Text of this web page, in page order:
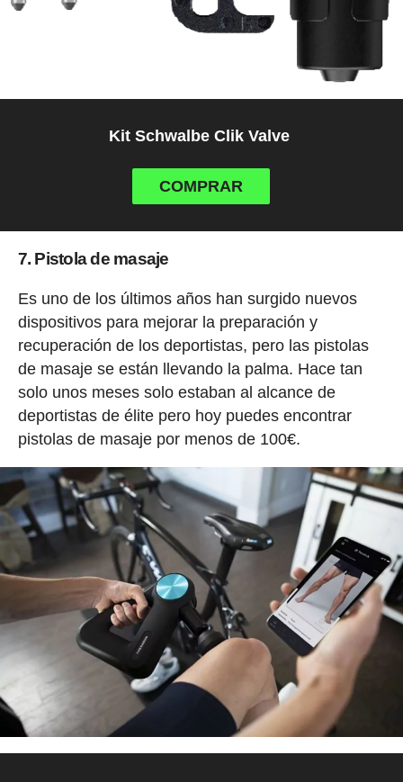
Kit Schwalbe Clik Valve
COMPRAR
7. Pistola de masaje
Es uno de los últimos años han surgido nuevos
dispositivos para mejorar la preparación y
recuperación de los deportistas, pero las pistolas
de masaje se están llevando la palma. Hace tan
solo unos meses solo estaban al alcance de
deportistas de élite pero hoy puedes encontrar
pistolas de masaje por menos de 100€.